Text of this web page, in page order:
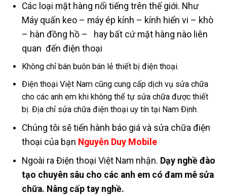
Các loại mặt hàng nổi tiếng trên thế giới. Như
Máy quấn keo – máy ép kính – kính hiển vi – khò
– hàn đồng hồ – hay bất cứ mặt hàng nào liên
quan đến điện thoại
Không chỉ bán buôn bán lẻ thiết bị điện thoại.
Điện thoại Việt Nam cũng cung cấp dịch vụ sửa chữa
cho các anh em khi không thể tự sửa chữa được thiết
bị. Địa chỉ sửa chữa điện thoại uy tín tại Nam Định.
Chúng tôi sẽ tiến hành báo giá và sửa chữa điện
thoại của bạn Nguyễn Duy Mobile
Ngoài ra Điện thoại Việt Nam nhận. Dạy nghề đào
tạo chuyên sâu cho các anh em có đam mê sửa
chữa. Nâng cấp tay nghề.